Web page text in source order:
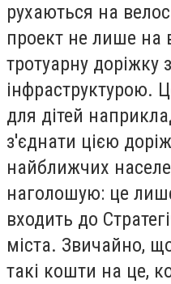
рухаються на
проект не лише на
тротуарну доріжку
інфраструктурою.
для дітей
з'єднати цією
найближчих
наголошую: це
входить до
міста. Звичайно,
такі кошти на це,